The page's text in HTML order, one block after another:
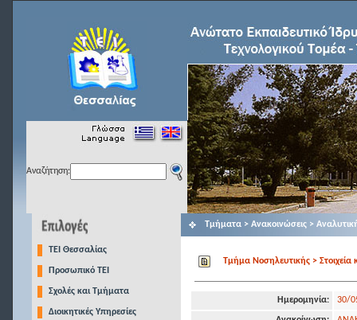
Αναζήτηση:
TEI Θεσσαλίας
Προσωπικό ΤΕΙ
Σχολές και Τμήματα
Διοικητικές Υπηρεσίες
Τμήματα > Ανακοινώσεις >
Τμήμα Νοσηλευτικής > Στοιχεία
Ημερομηνία: 30/